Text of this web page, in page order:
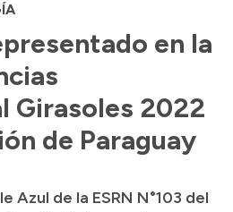
en la
Girasoles 2022
de Paraguay
Azul de la ESRN N°103 del